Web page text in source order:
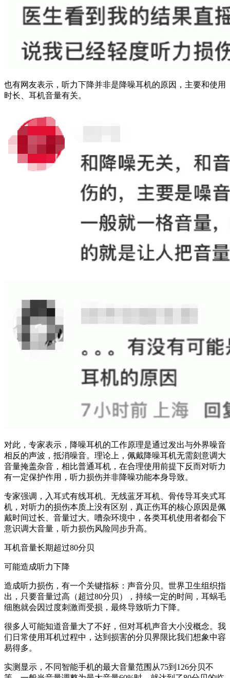
也有网友表示，听力下降并非是降噪耳机的原因，主要和使用
时长、耳机音量有关。
对此，专家表示，降噪耳机的工作原理是通过发出与外界噪音
相反的声波，抵消噪音。理论上，佩戴降噪耳机无需刻意调大
音量掩盖杂音，相比普通耳机，在合理使用前提下反而对听力
有一定保护作用，听力损伤并非降噪功能本身导致。
专家强调，入耳式有线耳机、无线蓝牙耳机、骨传导耳夹式耳
机，对听力的损伤本质上没有区别，真正伤耳的核心原因是佩
戴时间过长、音量过大。嘈杂环境中，各类耳机使用者都会下
意识调大音量，听力损伤风险同步升高。
耳机音量长期超过80分贝
可能造成听力下降
造成听力损伤，有一个关键指标：声音分贝。世界卫生组织指
出，只要音量过高（超过80分贝），持续一定的时间，耳蜗毛
细胞就会因过度刺激而受损，最终导致听力下降。
很多人可能知道音量大了不好，但对耳机声音大小没概念。我
们日常使用耳机过程中，达到损害的分贝界限比我们想象中容
易得多。
实测显示，不同智能手机的最大音量范围从75到126分贝不